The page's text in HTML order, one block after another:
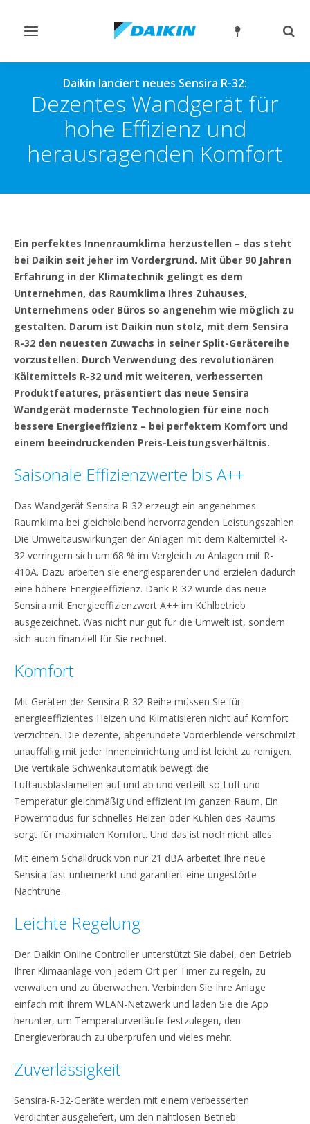
Navigation
Daikin lanciert neues Sensira R-32:
Dezentes Wandgerät für
hohe Effizienz und
herausragenden Komfort
Ein perfektes Innenraumklima herzustellen – das steht
bei Daikin seit jeher im Vordergrund. Mit über 90 Jahren
Erfahrung in der Klimatechnik gelingt es dem
Unternehmen, das Raumklima Ihres Zuhauses,
Unternehmens oder Büros so angenehm wie möglich zu
gestalten. Darum ist Daikin nun stolz, mit dem Sensira
R-32 den neuesten Zuwachs in seiner Split-Gerätereihe
vorzustellen. Durch Verwendung des revolutionären
Kältemittels R-32 und mit weiteren, verbesserten
Produktfeatures, präsentiert das neue Sensira
Wandgerät modernste Technologien für eine noch
bessere Energieeffizienz – bei perfektem Komfort und
einem beeindruckenden Preis-Leistungsverhältnis.
Saisonale Effizienzwerte bis A++
Das Wandgerät Sensira R-32 erzeugt ein angenehmes
Raumklima bei gleichbleibend hervorragenden Leistungszahlen.
Die Umweltauswirkungen der Anlagen mit dem Kältemittel R-
32 verringern sich um 68 % im Vergleich zu Anlagen mit R-
410A. Dazu arbeiten sie energiesparender und erzielen dadurch
eine höhere Energieeffizienz. Dank R-32 wurde das neue
Sensira mit Energieeffizienzwert A++ im Kühlbetrieb
ausgezeichnet. Was nicht nur gut für die Umwelt ist, sondern
sich auch finanziell für Sie rechnet.
Komfort
Mit Geräten der Sensira R-32-Reihe müssen Sie für
energieeffizientes Heizen und Klimatisieren nicht auf Komfort
verzichten. Die dezente, abgerundete Vorderblende verschmilzt
unauffällig mit jeder Inneneinrichtung und ist leicht zu reinigen.
Die vertikale Schwenkautomatik bewegt die
Luftausblaslamellen auf und ab und verteilt so Luft und
Temperatur gleichmäßig und effizient im ganzen Raum. Ein
Powermodus für schnelles Heizen oder Kühlen des Raums
sorgt für maximalen Komfort. Und das ist noch nicht alles:
Mit einem Schalldruck von nur 21 dBA arbeitet Ihre neue
Sensira fast unbemerkt und garantiert eine ungestörte
Nachtruhe.
Leichte Regelung
Der Daikin Online Controller unterstützt Sie dabei, den Betrieb
Ihrer Klimaanlage von jedem Ort per Timer zu regeln, zu
verwalten und zu überwachen. Verbinden Sie Ihre Anlage
einfach mit Ihrem WLAN-Netzwerk und laden Sie die App
herunter, um Temperaturverläufe festzulegen, den
Energieverbrauch zu überprüfen und vieles mehr.
Zuverlässigkeit
Sensira-R-32-Geräte werden mit einem verbesserten
Verdichter ausgeliefert, um den nahtlosen Betrieb